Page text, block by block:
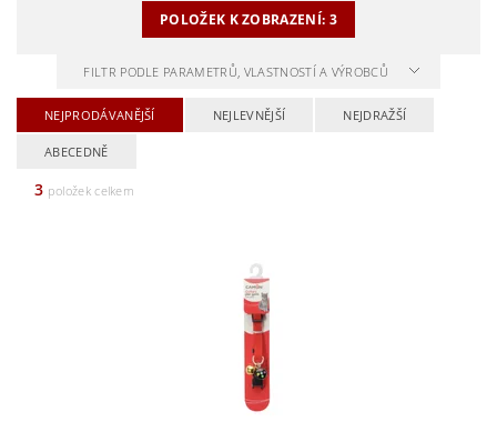
POLOŽEK K ZOBRAZENÍ: 3
FILTR PODLE PARAMETRŮ, VLASTNOSTÍ A VÝROBCŮ
NEJPRODÁVANĚJŠÍ NEJLEVNĚJŠÍ NEJDRAŽŠÍ
ABECEDNĚ
3 položek celkem